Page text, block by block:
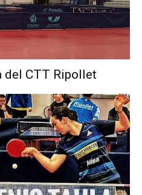
del CTT Ripollet